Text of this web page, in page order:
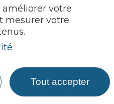
améliorer votre
mesurer votre
Tout accepter
:
- 17h30
loisirs Démarches,